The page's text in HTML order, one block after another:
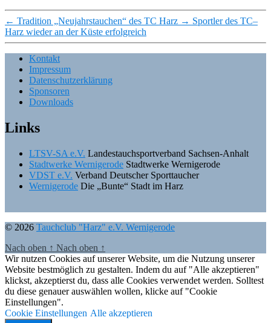
← Tradition „Neujahrstauchen“ des TC Harz → Sportler des TC–
Harz wieder an der Küste erfolgreich
Kontakt
Impressum
Datenschutzerklärung
Sponsoren
Downloads
Links
LTSV-SA e.V. Landestauchsportverband Sachsen-Anhalt
Stadtwerke Wernigerode Stadtwerke Wernigerode
VDST e.V. Verband Deutscher Sporttaucher
Wernigerode Die „Bunte“ Stadt im Harz
© 2026 Tauchclub "Harz" e.V. Wernigerode
Nach oben ↑ Nach oben ↑
Wir nutzen Cookies auf unserer Website, um die Nutzung unserer
Website bestmöglich zu gestalten. Indem du auf "Alle akzeptieren"
klickst, akzeptierst du, dass alle Cookies verwendet werden. Solltest
du diese genauer auswählen wollen, klicke auf "Cookie
Einstellungen".
Cookie Einstellungen Alle akzeptieren